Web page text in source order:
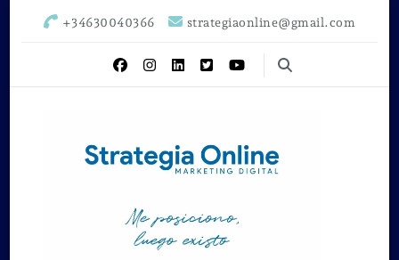
+34630040366 strategiaonline@gmail.com